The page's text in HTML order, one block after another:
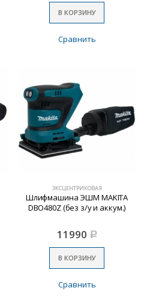
В КОРЗИНУ
Сравнить
ЭКСЦЕНТРИКОВАЯ
Шлифмашина ЭШМ MAKITA
DBO480Z (без з/у и аккум.)
11990 Р
В КОРЗИНУ
Сравнить